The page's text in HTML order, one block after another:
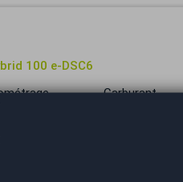
100 e-DSC6
km
Carburant